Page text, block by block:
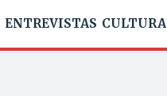
ENTREVISTAS CULTURA